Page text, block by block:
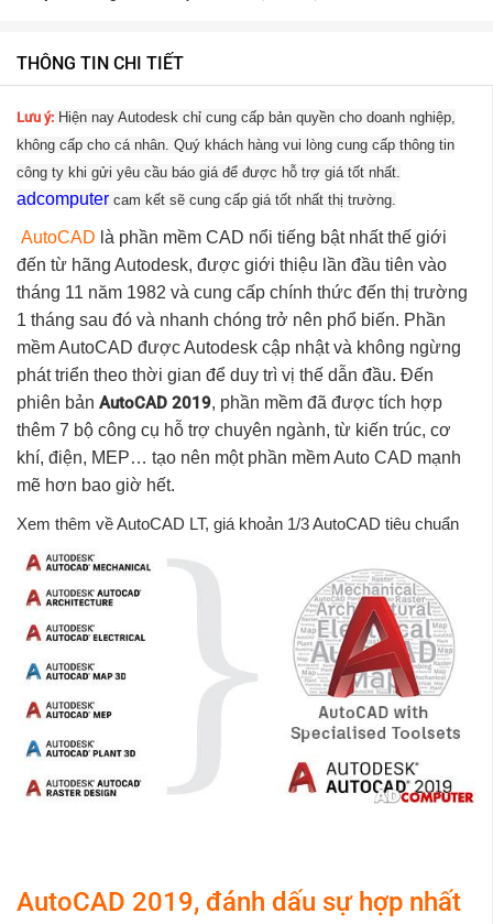
THÔNG TIN CHI TIẾT
Lưu ý: Hiện nay Autodesk chỉ cung cấp bản quyền cho doanh nghiệp,
không cấp cho cá nhân. Quý khách hàng vui lòng cung cấp thông tin
công ty khi gửi yêu cầu báo giá để được hỗ trợ giá tốt nhất.
adcomputer cam kết sẽ cung cấp giá tốt nhất thị trường.
AutoCAD là phần mềm CAD nổi tiếng bật nhất thế giới
đến từ hãng Autodesk, được giới thiệu lần đầu tiên vào
tháng 11 năm 1982 và cung cấp chính thức đến thị trường
1 tháng sau đó và nhanh chóng trở nên phổ biến. Phần
mềm AutoCAD được Autodesk cập nhật và không ngừng
phát triển theo thời gian để duy trì vị thế dẫn đầu. Đến
phiên bản AutoCAD 2019, phần mềm đã được tích hợp
thêm 7 bộ công cụ hỗ trợ chuyên ngành, từ kiến trúc, cơ
khí, điện, MEP… tạo nên một phần mềm Auto CAD mạnh
mẽ hơn bao giờ hết.
Xem thêm về AutoCAD LT, giá khoản 1/3 AutoCAD tiêu chuẩn
AutoCAD 2019, đánh dấu sự hợp nhất